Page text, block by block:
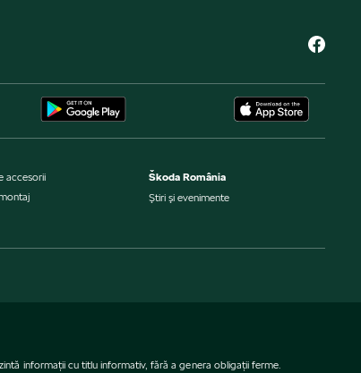
accesorii
Škoda România
Ştiri şi evenimente
informaţii cu titlu informativ, fără a genera obligaţii ferme.